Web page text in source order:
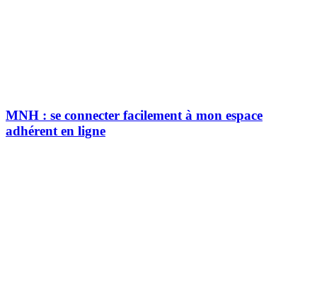
MNH : se connecter facilement à mon espace
adhérent en ligne